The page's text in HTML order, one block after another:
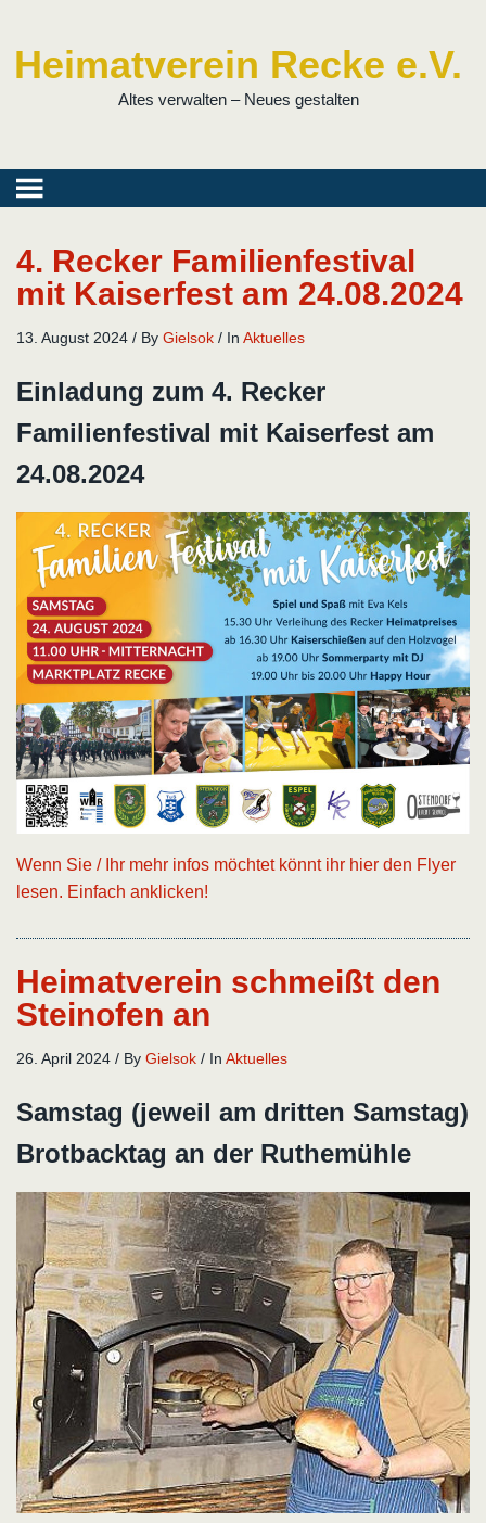
Heimatverein Recke e.V.
Altes verwalten – Neues gestalten
4. Recker Familienfestival
mit Kaiserfest am 24.08.2024
13. August 2024 / By Gielsok / In Aktuelles
Einladung zum 4. Recker
Familienfestival mit Kaiserfest am
24.08.2024
Wenn Sie / Ihr mehr infos möchtet könnt ihr hier den Flyer
lesen. Einfach anklicken!
Heimatverein schmeißt den
Steinofen an
26. April 2024 / By Gielsok / In Aktuelles
Samstag (jeweil am dritten Samstag)
Brotbacktag an der Ruthemühle